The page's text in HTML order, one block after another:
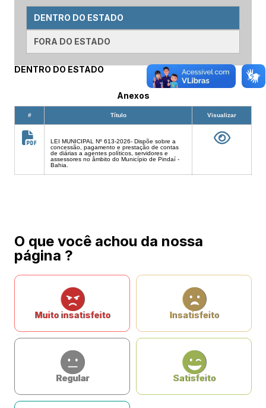
DENTRO DO ESTADO
FORA DO ESTADO
DENTRO DO ESTADO
Anexos
# Título Visualizar
LEI MUNICIPAL Nº 613-2026- Dispõe sobre a
concessão, pagamento e prestação de contas
de diárias a agentes políticos, servidores e
assessores no âmbito do Município de Pindaí -
Bahia.
O que você achou da nossa
página ?
Muito insatisfeito Insatisfeito
Regular Satisfeito